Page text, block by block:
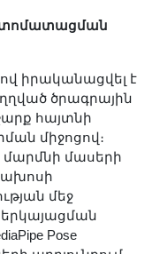
իրականացվել է
ծրագրային
հայտնի
միջոցով։
մասերի
մեջ
Pose